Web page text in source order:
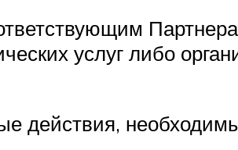
услуг либо
действия,